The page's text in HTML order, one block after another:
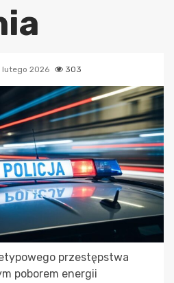
lutego 2026 303
przestępstwa
poborem energii